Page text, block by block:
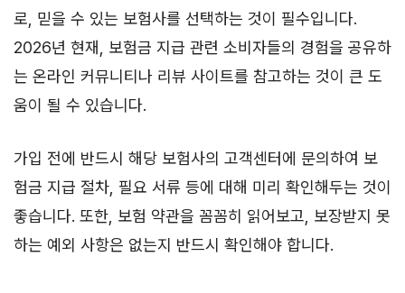
로, 믿을 수 있는 보험사를 선택하는 것이 필수입니다.
2026년 현재, 보험금 지급 관련 소비자들의 경험을 공유하
는 온라인 커뮤니티나 리뷰 사이트를 참고하는 것이 큰 도
움이 될 수 있습니다.
가입 전에 반드시 해당 보험사의 고객센터에 문의하여 보
험금 지급 절차, 필요 서류 등에 대해 미리 확인해두는 것이
좋습니다. 또한, 보험 약관을 꼼꼼히 읽어보고, 보장받지 못
하는 예외 사항은 없는지 반드시 확인해야 합니다.